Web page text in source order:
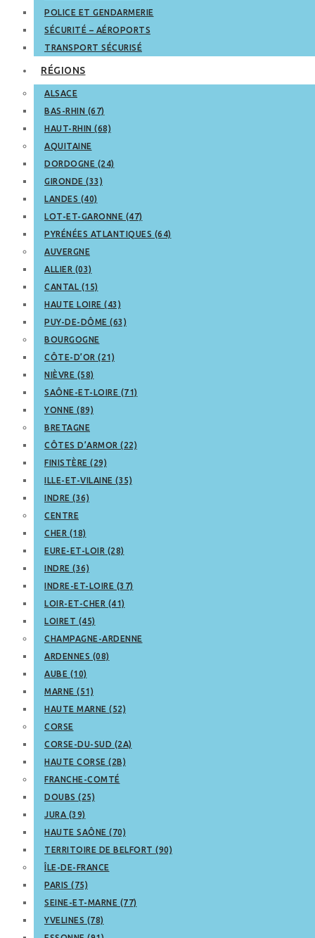
POLICE ET GENDARMERIE
SÉCURITÉ – AÉROPORTS
TRANSPORT SÉCURISÉ
RÉGIONS
ALSACE
BAS-RHIN (67)
HAUT-RHIN (68)
AQUITAINE
DORDOGNE (24)
GIRONDE (33)
LANDES (40)
LOT-ET-GARONNE (47)
PYRÉNÉES ATLANTIQUES (64)
AUVERGNE
ALLIER (03)
CANTAL (15)
HAUTE LOIRE (43)
PUY-DE-DÔME (63)
BOURGOGNE
CÔTE-D’OR (21)
NIÈVRE (58)
SAÔNE-ET-LOIRE (71)
YONNE (89)
BRETAGNE
CÔTES D’ARMOR (22)
FINISTÈRE (29)
ILLE-ET-VILAINE (35)
INDRE (36)
CENTRE
CHER (18)
EURE-ET-LOIR (28)
INDRE (36)
INDRE-ET-LOIRE (37)
LOIR-ET-CHER (41)
LOIRET (45)
CHAMPAGNE-ARDENNE
ARDENNES (08)
AUBE (10)
MARNE (51)
HAUTE MARNE (52)
CORSE
CORSE-DU-SUD (2A)
HAUTE CORSE (2B)
FRANCHE-COMTÉ
DOUBS (25)
JURA (39)
HAUTE SAÔNE (70)
TERRITOIRE DE BELFORT (90)
ÎLE-DE-FRANCE
PARIS (75)
SEINE-ET-MARNE (77)
YVELINES (78)